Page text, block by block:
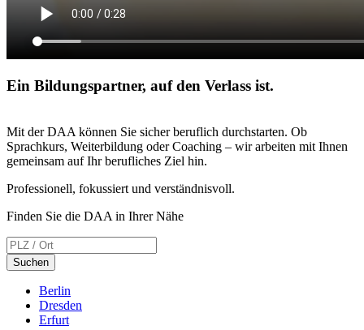
Ein Bildungspartner, auf den Verlass ist.
Mit der DAA können Sie sicher beruflich durchstarten. Ob
Sprachkurs, Weiterbildung oder Coaching – wir arbeiten mit Ihnen
gemeinsam auf Ihr berufliches Ziel hin.
Professionell, fokussiert und verständnisvoll.
Finden Sie die DAA in Ihrer Nähe
Suchen
Berlin
Dresden
Erfurt